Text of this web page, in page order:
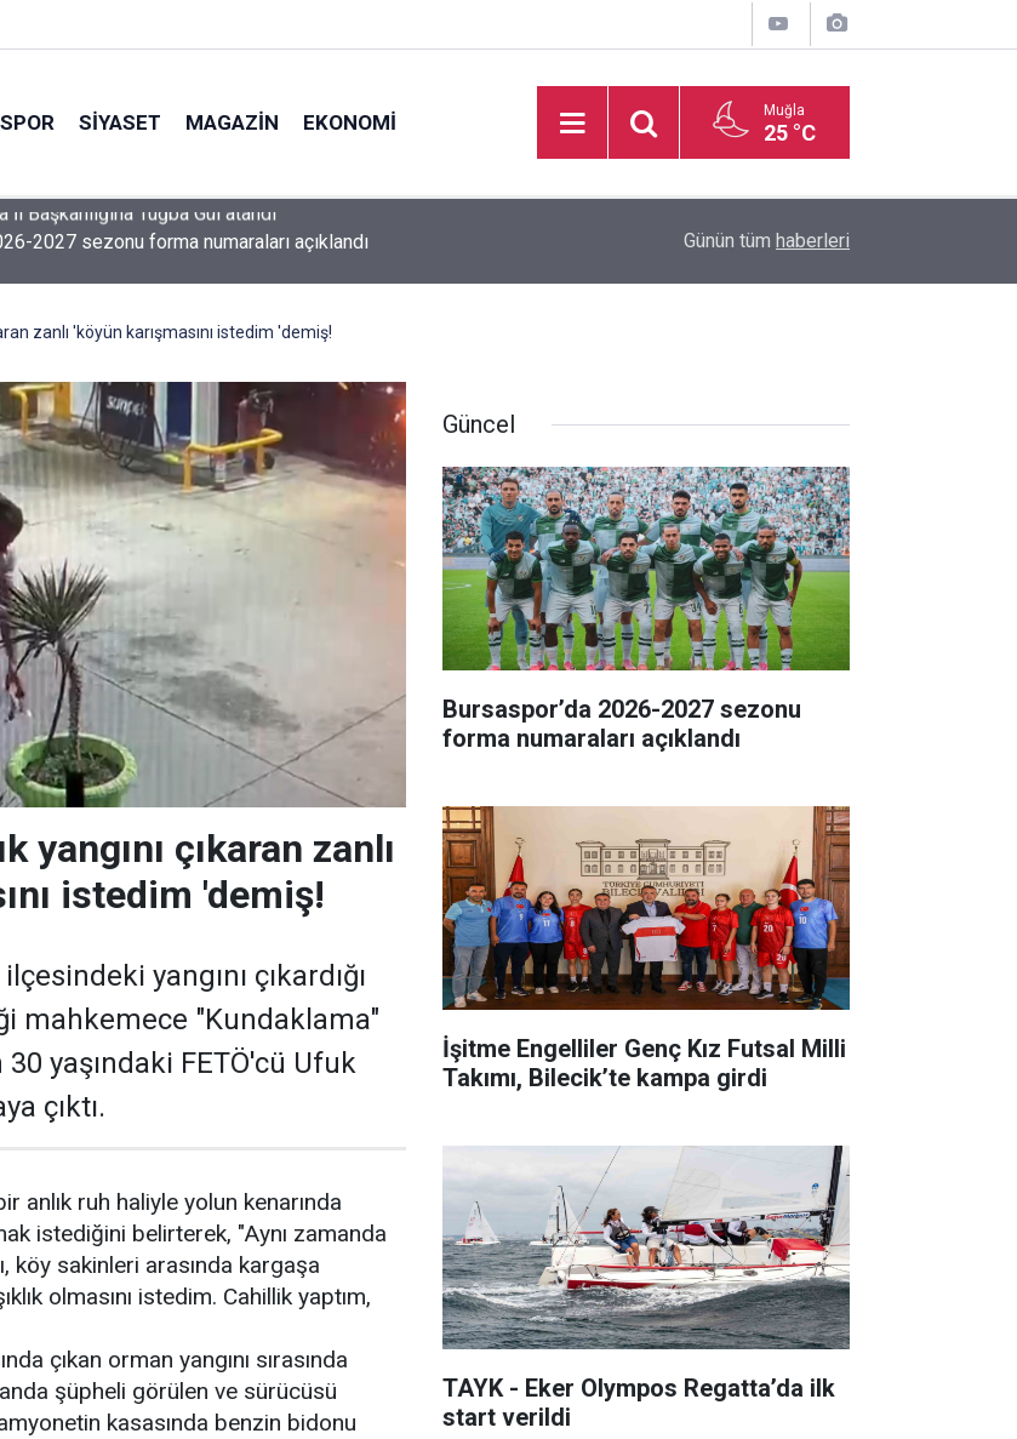
SPOR SIYASET MAGAZIN EKONOMI Muğla
25 °C
2027 sezonu forma numaraları açıklandı İşitme Engelliler Genç Kız Futsal Milli Takımı,
Günün tüm haberleri
zanlı 'köyün karışmasını istedim 'demiş!
yangını çıkaran zanlı
istedim 'demiş!
yangını çıkardığı
mahkemece "Kundaklama"
yaşındaki FETÖ'cü Ufuk
çıktı.
anlık ruh haliyle yolun kenarında
istediğini belirterek, "Aynı zamanda
köy sakinleri arasında kargaşa
olmasını istedim. Cahillik yaptım,
çıkan orman yangını sırasında
şüpheli görülen ve sürücüsü
kasasında benzin bidonu
Güncel
Bursaspor’da 2026-2027 sezonu
forma numaraları açıklandı
İşitme Engelliler Genç Kız Futsal Milli
Takımı, Bilecik’te kampa girdi
TAYK - Eker Olympos Regatta’da ilk
start verildi